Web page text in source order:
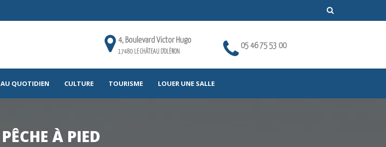
4, Boulevard Victor Hugo
17480 LE CHÂTEAU D'OLÉRON
05 46 75 53 00
AU QUOTIDIEN CULTURE TOURISME LOUER UNE SALLE
PÊCHE À PIED